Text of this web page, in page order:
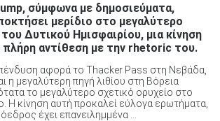
σύμφωνα με δημοσιεύματα,
μερίδιο στο μεγαλύτερο
Δυτικού Ημισφαιρίου, μια κίνηση
πλήρη αντίθεση με την rhetoric του.
αφορά το Thacker Pass στη Νεβάδα,
η μεγαλύτερη πηγή λιθίου στη Βόρεια
το μεγαλύτερο σχετικό ορυχείο στο
Η κίνηση αυτή προκαλεί εύλογα ερωτήματα,
έχει επανειλημμένα ...